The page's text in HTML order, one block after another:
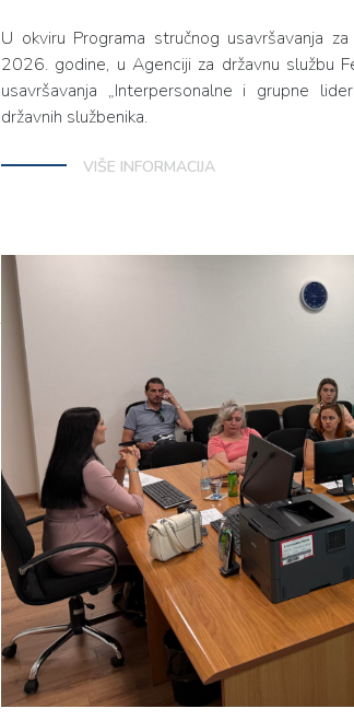
U okviru Programa stručnog usavršavanja
2026. godine, u Agenciji za državnu službu
usavršavanja „Interpersonalne i grupne
državnih službenika.
VIŠE INFORMACIJA